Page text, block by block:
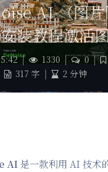
AI （图片
装教程激活
| 1330 | 0 |
317 字 | 2 分钟
AI是一款利用 AI 技术